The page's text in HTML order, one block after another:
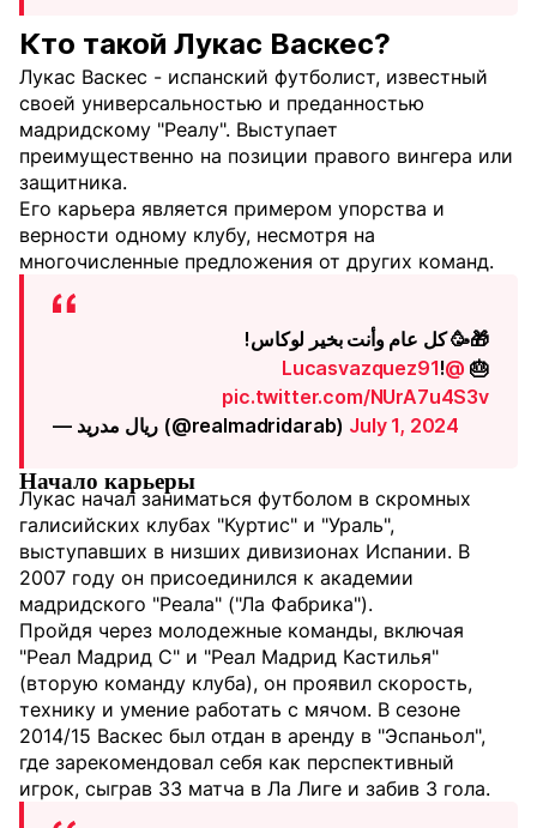
Кто такой Лукас Васкес?
Лукас Васкес - испанский футболист, известный
своей универсальностью и преданностью
мадридскому "Реалу". Выступает
преимущественно на позиции правого вингера или
защитника.
Его карьера является примером упорства и
верности одному клубу, несмотря на
многочисленные предложения от других команд.
🎁🥳 كل عام وأنت بخير لوكاس!
🎂
@Lucasvazquez91
!
pic.twitter.com/NUrA7u4S3v
— ريال مدريد (@realmadridarab) July 1, 2024
Начало карьеры
Лукас начал заниматься футболом в скромных
галисийских клубах "Куртис" и "Ураль",
выступавших в низших дивизионах Испании. В
2007 году он присоединился к академии
мадридского "Реала" ("Ла Фабрика").
Пройдя через молодежные команды, включая
"Реал Мадрид C" и "Реал Мадрид Кастилья"
(вторую команду клуба), он проявил скорость,
технику и умение работать с мячом. В сезоне
2014/15 Васкес был отдан в аренду в "Эспаньол",
где зарекомендовал себя как перспективный
игрок, сыграв 33 матча в Ла Лиге и забив 3 гола.